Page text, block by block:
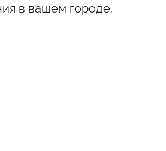
в вашем городе.